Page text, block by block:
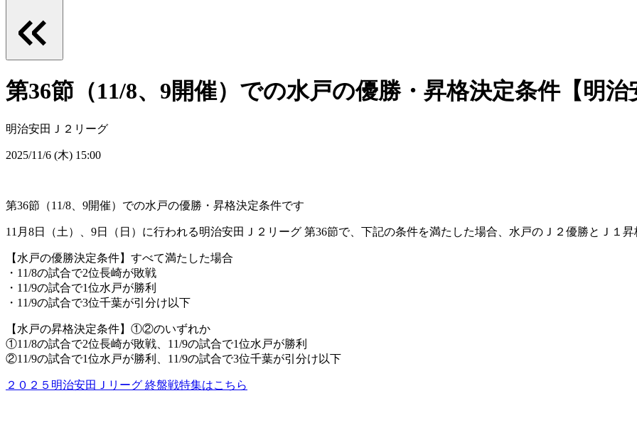
第36節（11/8、9開催）での水戸の優勝・昇格決定条件【明治
明治安田Ｊ２リーグ
2025/11/6 (木) 15:00
第36節（11/8、9開催）での水戸の優勝・昇格決定条件です
11月8日（土）、9日（日）に行われる明治安田Ｊ２リーグ 第36節で、下記の条件を満たした場合、水戸のＪ２優勝とＪ１
【水戸の優勝決定条件】すべて満たした場合
・11/8の試合で2位長崎が敗戦
・11/9の試合で1位水戸が勝利
・11/9の試合で3位千葉が引分け以下
【水戸の昇格決定条件】①②のいずれか
①11/8の試合で2位長崎が敗戦、11/9の試合で1位水戸が勝利
②11/9の試合で1位水戸が勝利、11/9の試合で3位千葉が引分け以下
２０２５明治安田Ｊリーグ 終盤戦特集はこちら